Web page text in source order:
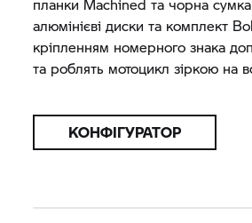
алюмінієві диски та комплект
кріпленням номерного знака
та роблять мотоцикл зіркою на
КОНФІГУРАТОР